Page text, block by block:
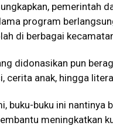
pemerintah
program
di berbagai
didonasikan pun
cerita anak, hingga
buku-buku ini
meningkatkan